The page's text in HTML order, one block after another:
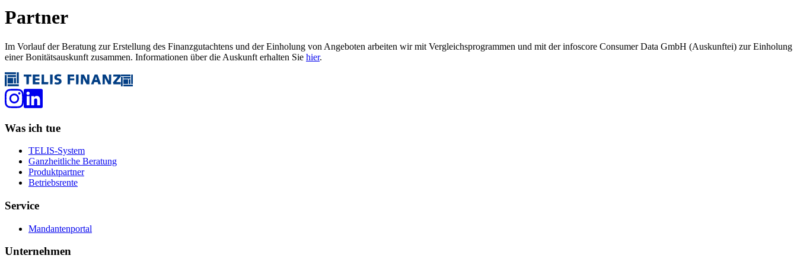
Partner
Im Vorlauf der Beratung zur Erstellung des Finanzgutachtens und der Einholung von Angeboten arbeiten wir mit Vergleichsprogrammen und mit der infoscore Consumer Data GmbH (Auskunftei) zur Einholung
einer Bonitätsauskunft zusammen. Informationen über die Auskunft erhalten Sie hier.
Was ich tue
TELIS-System
Ganzheitliche Beratung
Produktpartner
Betriebsrente
Service
Mandantenportal
Unternehmen